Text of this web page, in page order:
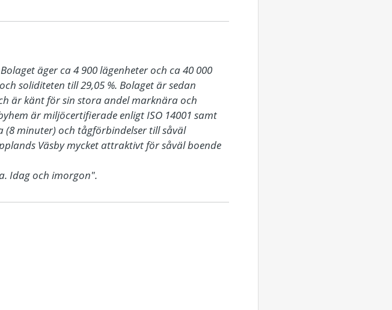
äger ca 4 900 lägenheter och ca 40 000
soliditeten till 29,05 %. Bolaget är sedan
är känt för sin stora andel marknära och
är miljöcertifierade enligt ISO 14001 samt
(8 minuter) och tågförbindelser till såväl
Väsby mycket attraktivt för såväl boende
Idag och imorgon".